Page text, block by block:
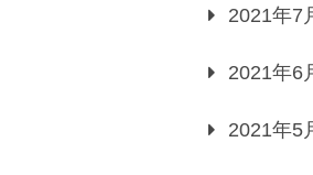
2021年7
2021年6
2021年5